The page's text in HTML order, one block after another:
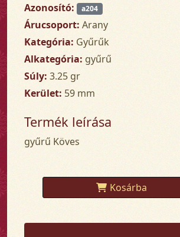
Azonosító: a204
Árucsoport: Arany
Kategória: Gyűrűk
Alkategória: gyűrű
Súly: 3.25 gr
Kerület: 59 mm
Termék leírása
gyűrű Köves
Kosárba